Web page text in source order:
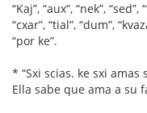
“Kaj”, “aux”, “nek”, “sed”,
“cxar”, “tial”, “dum”,
“por ke”.
* “Sxi scias. ke sxi amas
Ella sabe que ama a su